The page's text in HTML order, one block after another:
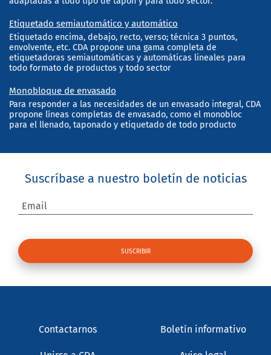
Etiquetado semiautomático y automático
Etiquetado encima, debajo, recto, verso; técnica 3 puntos,
envolvente, etc. CDA propone una gama completa de
etiquetadoras semiautomáticas y automáticas lineales para
todo formato de productos y todo sector
Monobloque de envasado
Para responder a las necesidades de un envasado integral, CDA
propone líneas completas de envasado, como el monobloc
para el llenado, taponado y etiquetado de todo producto
Suscríbase a nuestro boletín de noticias
Email
Contactarnos Boletín informativo